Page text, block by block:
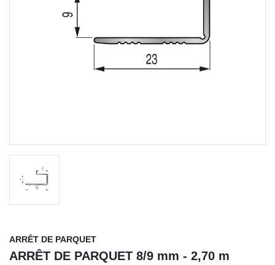
ARRÊT DE PARQUET
ARRÊT DE PARQUET 8/9 mm - 2,70 m